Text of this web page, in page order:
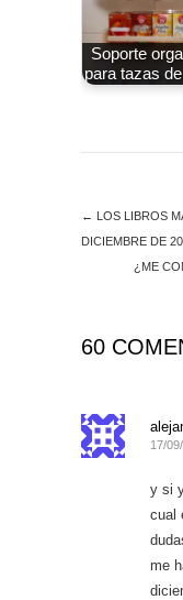
Soporte
para tazas
← LOS LIBROS
DICIEMBRE DE
¿ME
60
17/
y si
cual
me